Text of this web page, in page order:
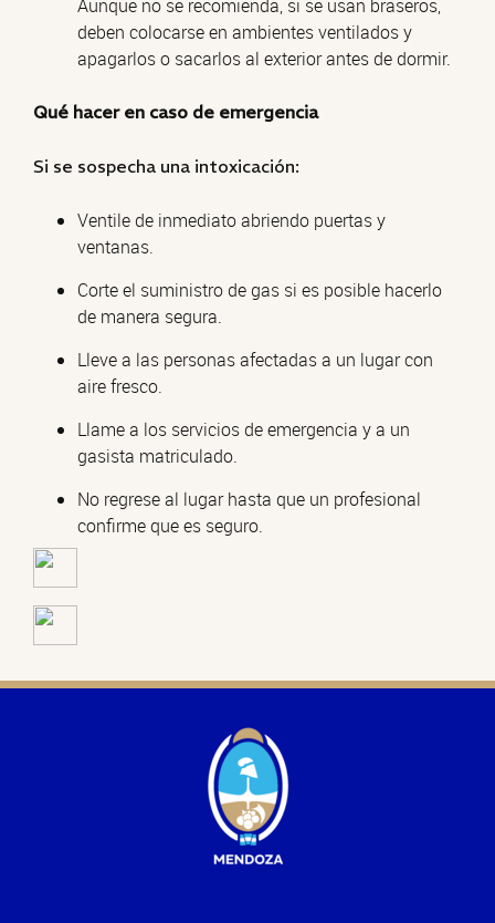
Aunque no se recomienda, si se usan braseros,
deben colocarse en ambientes ventilados y
apagarlos o sacarlos al exterior antes de dormir.
Qué hacer en caso de emergencia
Si se sospecha una intoxicación:
Ventile de inmediato abriendo puertas y
ventanas.
Corte el suministro de gas si es posible hacerlo
de manera segura.
Lleve a las personas afectadas a un lugar con
aire fresco.
Llame a los servicios de emergencia y a un
gasista matriculado.
No regrese al lugar hasta que un profesional
confirme que es seguro.